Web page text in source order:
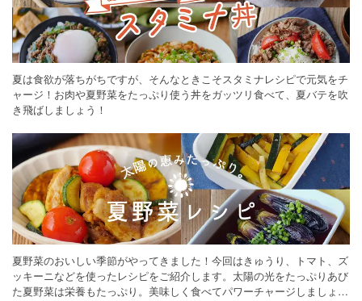
夏は食欲が落ちがちですが、そんなときこそスタミナレシピで元気をチ
ャージ！お肉や夏野菜をたっぷり使う丼をガッツリ食べて、夏バテを吹
き飛ばしましょう！
夏野菜のおいしい季節がやってきました！今回はきゅうり、トマト、ズ
ッキーニなどを使ったレシピをご紹介します。太陽の光をたっぷりあび
た夏野菜は栄養もたっぷり。美味しく食べてパワーチャージしましょう